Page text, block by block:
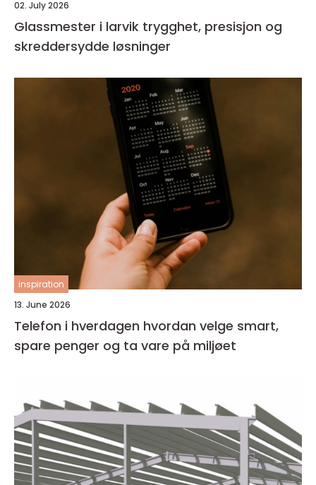
02. July 2026
Glassmester i larvik trygghet, presisjon og
skreddersydde løsninger
inspiration
13. June 2026
Telefon i hverdagen hvordan velge smart,
spare penger og ta vare på miljøet